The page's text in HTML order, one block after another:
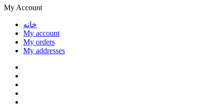
My Account
خانه
My account
My orders
My addresses